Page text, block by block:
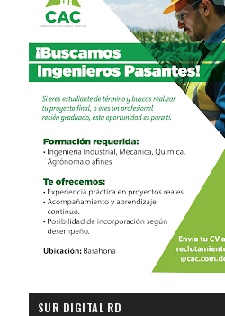
SUR DIGITAL RD